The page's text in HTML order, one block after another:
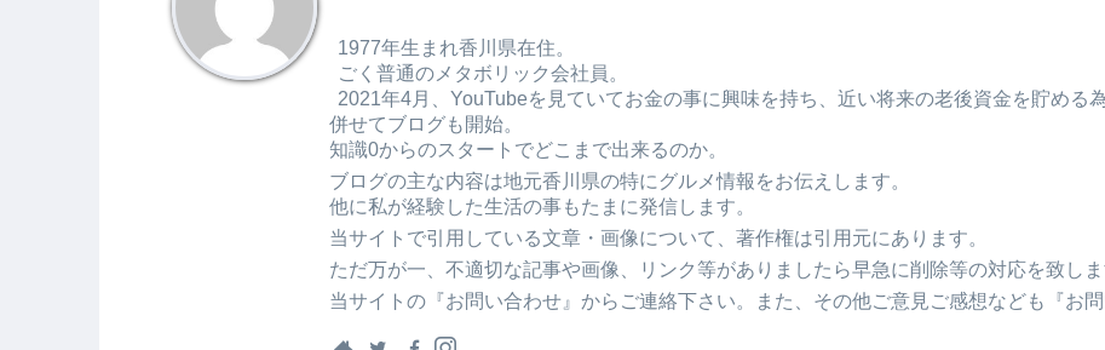
1977年生まれ香川県在住。
ごく普通のメタボリック会社員。
2021年4月、YouTubeを見ていてお金の事に興味を持ち、近い将来の老後資金を貯める
併せてブログも開始。
知識0からのスタートでどこまで出来るのか。
ブログの主な内容は地元香川県の特にグルメ情報をお伝えします。
他に私が経験した生活の事もたまに発信します。
当サイトで引用している文章・画像について、著作権は引用元にあります。
ただ万が一、不適切な記事や画像、リンク等がありましたら早急に削除等の対応を致し
当サイトの『お問い合わせ』からご連絡下さい。また、その他ご意見ご感想なども『お